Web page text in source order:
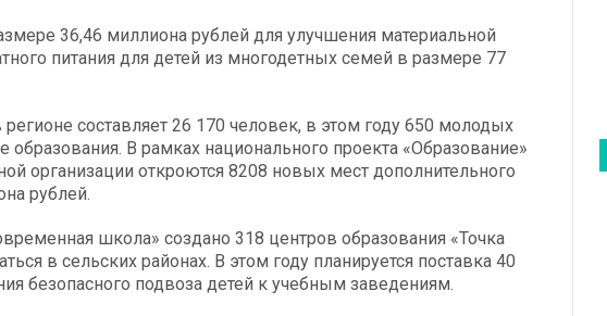
36,46 миллиона рублей для улучшения материальной
питания для детей из многодетных семей в размере 77
составляет 26 170 человек, в этом году 650 молодых
В рамках национального проекта «Образование»
организации откроются 8208 новых мест дополнительного
рублей.
школа» создано 318 центров образования «Точка
в сельских районах. В этом году планируется поставка 40
безопасного подвоза детей к учебным заведениям.